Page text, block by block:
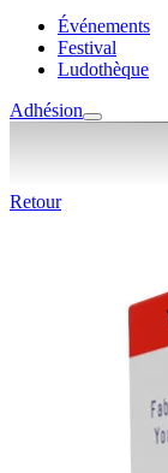
Événements
Festival
Ludothèque
Adhésion
Retour